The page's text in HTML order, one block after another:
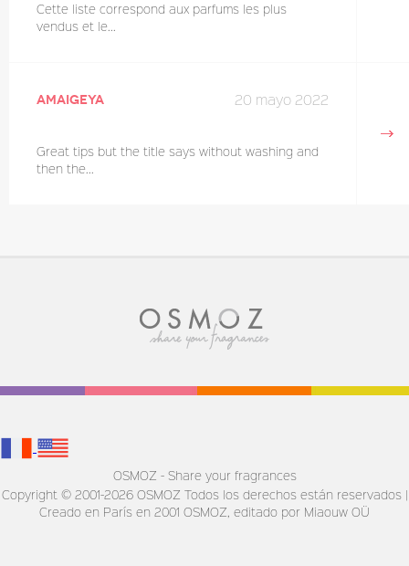
Cette liste correspond aux parfums les plus
vendus et le...
20 mayo 2022
amaigeya
Great tips but the title says without washing and
then the...
OSMOZ - Share your fragrances
Copyright © 2001-2026 OSMOZ Todos los derechos están reservados |
Creado en París en 2001 OSMOZ, editado por Miaouw OÜ